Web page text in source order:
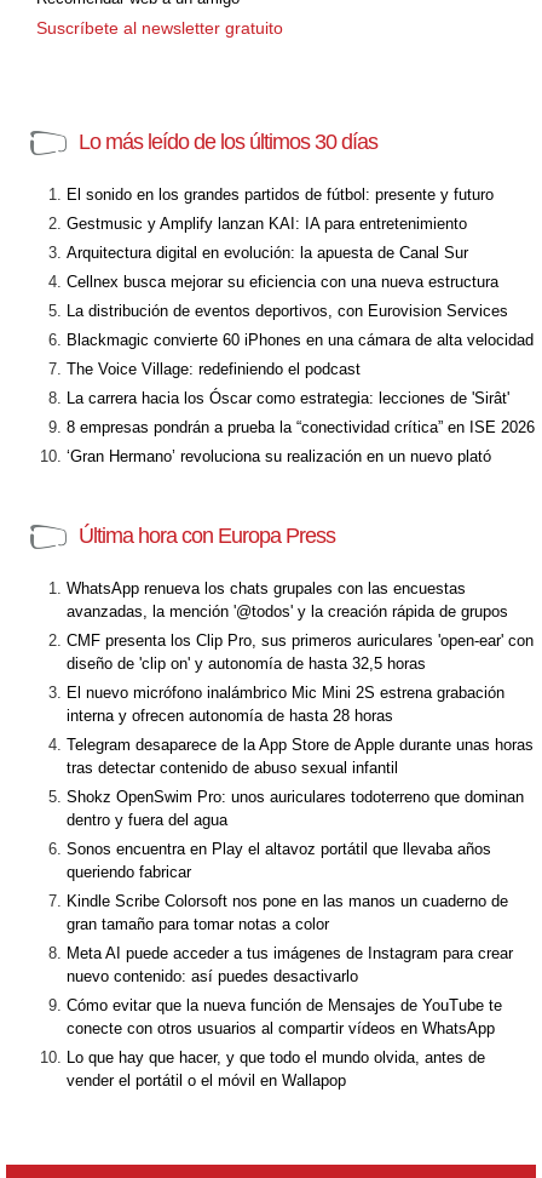
Suscríbete al newsletter gratuito
Lo más leído de los últimos 30 días
El sonido en los grandes partidos de fútbol: presente y futuro
Gestmusic y Amplify lanzan KAI: IA para entretenimiento
Arquitectura digital en evolución: la apuesta de Canal Sur
Cellnex busca mejorar su eficiencia con una nueva estructura
La distribución de eventos deportivos, con Eurovision Services
Blackmagic convierte 60 iPhones en una cámara de alta velocidad
The Voice Village: redefiniendo el podcast
La carrera hacia los Óscar como estrategia: lecciones de 'Sirât'
8 empresas pondrán a prueba la “conectividad crítica” en ISE 2026
‘Gran Hermano’ revoluciona su realización en un nuevo plató
Última hora con Europa Press
WhatsApp renueva los chats grupales con las encuestas
avanzadas, la mención '@todos' y la creación rápida de grupos
CMF presenta los Clip Pro, sus primeros auriculares 'open-ear' con
diseño de 'clip on' y autonomía de hasta 32,5 horas
El nuevo micrófono inalámbrico Mic Mini 2S estrena grabación
interna y ofrecen autonomía de hasta 28 horas
Telegram desaparece de la App Store de Apple durante unas horas
tras detectar contenido de abuso sexual infantil
Shokz OpenSwim Pro: unos auriculares todoterreno que dominan
dentro y fuera del agua
Sonos encuentra en Play el altavoz portátil que llevaba años
queriendo fabricar
Kindle Scribe Colorsoft nos pone en las manos un cuaderno de
gran tamaño para tomar notas a color
Meta AI puede acceder a tus imágenes de Instagram para crear
nuevo contenido: así puedes desactivarlo
Cómo evitar que la nueva función de Mensajes de YouTube te
conecte con otros usuarios al compartir vídeos en WhatsApp
Lo que hay que hacer, y que todo el mundo olvida, antes de
vender el portátil o el móvil en Wallapop